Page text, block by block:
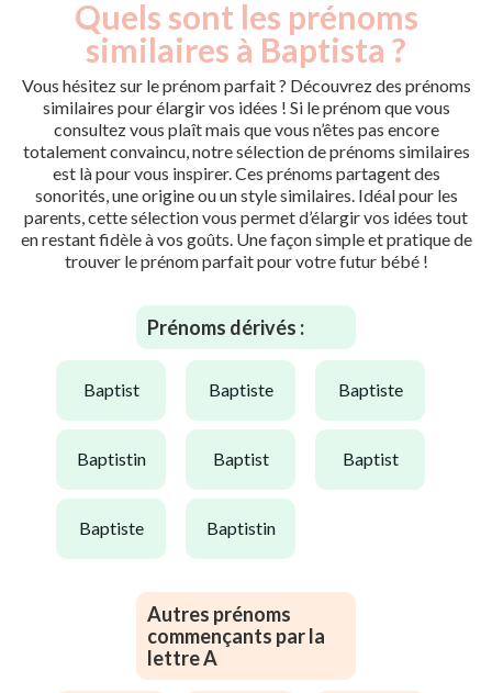
Quels sont les prénoms
similaires à Baptista ?
Vous hésitez sur le prénom parfait ? Découvrez des prénoms
similaires pour élargir vos idées ! Si le prénom que vous
consultez vous plaît mais que vous n’êtes pas encore
totalement convaincu, notre sélection de prénoms similaires
est là pour vous inspirer. Ces prénoms partagent des
sonorités, une origine ou un style similaires. Idéal pour les
parents, cette sélection vous permet d’élargir vos idées tout
en restant fidèle à vos goûts. Une façon simple et pratique de
trouver le prénom parfait pour votre futur bébé !
Prénoms dérivés :
baptist baptiste baptiste
baptistin baptist baptist
baptiste baptistin
Autres prénoms
commençants par la
lettre A